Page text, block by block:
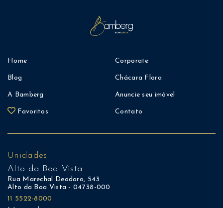
Home
Blog
A Bamberg
Favoritos
Corporate
Chácara Flora
Anuncie seu imóvel
Contato
Unidades
Alto da Boa Vista
Rua Marechal Deodoro, 543
Alto da Boa Vista - 04738-000
11 5522-8000